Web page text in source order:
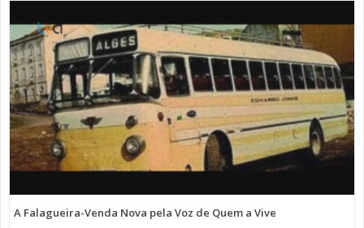
A Falagueira-Venda Nova pela Voz de Quem a Vive